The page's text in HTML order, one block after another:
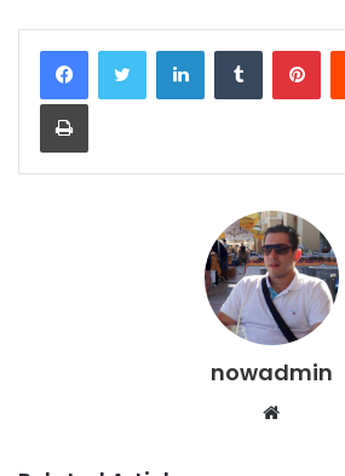
LinkedInTumblr
Print
nowadmin
Website